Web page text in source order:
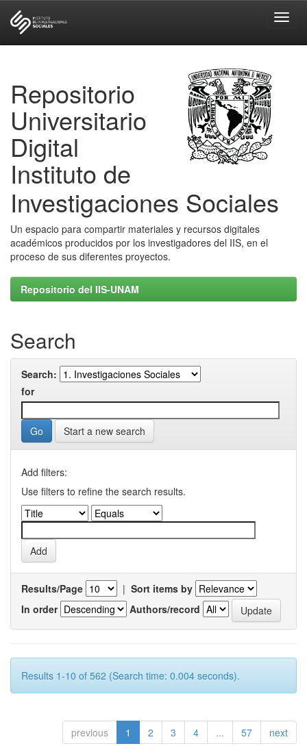
Repositorio
Universitario
Digital
Instituto de
Investigaciones Sociales
Un espacio para compartir materiales y recursos digitales
académicos producidos por los investigadores del IIS, en el
proceso de sus diferentes proyectos.
Repositorio del IIS-UNAM
Search
Search:
for
Start a new search
Add filters:
Use filters to refine the search results.
Results/Page | Sort items by
In order
Authors/record
Results 1-10 of 562 (Search time: 0.004 seconds).
previous 1 2 3 4 ... 57 next